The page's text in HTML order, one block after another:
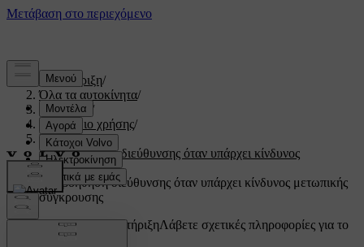
Υποστήριξη/
Όλα τα αυτοκίνητα/
V60 2022 /
Εγχειρίδιο χρήσης/
Driver support/
Υποβοήθηση διεύθυνσης όταν υπάρχει κίνδυνος
σύγκρουσης/
Υποβοήθηση διεύθυνσης όταν υπάρχει κίνδυνος μετωπικής
σύγκρουσης
Προσαρμοσμένη υποστήριξηΛάβετε σχετικές πληροφορίες για το
δικό σας αυτοκίνητο.